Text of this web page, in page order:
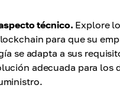
técnico. Explore
para que su
se adapta a sus
adecuada para los